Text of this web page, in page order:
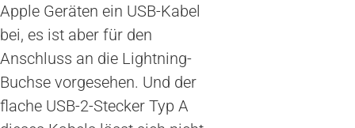
Apple Geräten ein USB-Kabel
bei, es ist aber für den
Anschluss an die Lightning-
Buchse vorgesehen. Und der
flache USB-2-Stecker Typ A